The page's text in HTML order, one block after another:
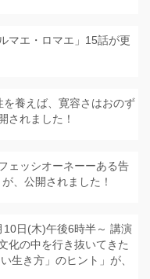
マエ・ロマエ」15話が更
養えば、寛容さはおのず
されました！
ェッシオーネーーある告
、公開されました！
10日(木)午後6時半～ 講演
化の中を行き抜いてきた
生き方」のヒント」が、